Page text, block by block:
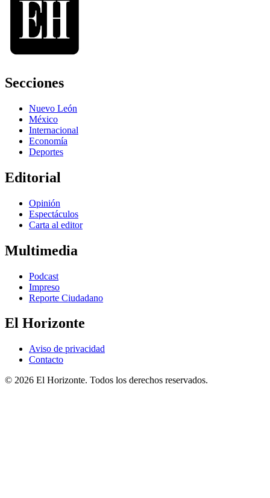
Secciones
Nuevo León
México
Internacional
Economía
Deportes
Editorial
Opinión
Espectáculos
Carta al editor
Multimedia
Podcast
Impreso
Reporte Ciudadano
El Horizonte
Aviso de privacidad
Contacto
© 2026 El Horizonte. Todos los derechos reservados.